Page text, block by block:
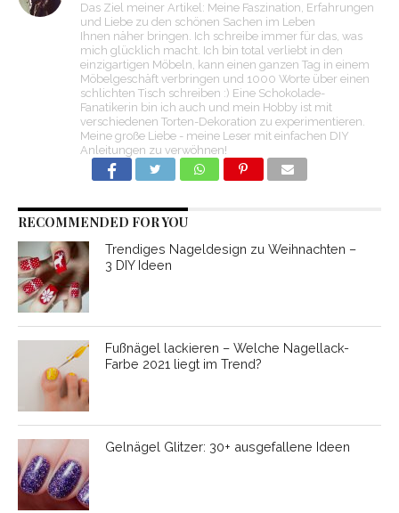
Das Ziel meiner Artikel: Meine Faszination, Erfahrungen
und Liebe zu den schönen Sachen im Leben
Ihnen näher bringen. Ich schreibe immer für das, was
mich glücklich macht. Ich bin total verliebt in den
einzigartigen Möbeln, kann einen ganzen Tag in einem
Möbelgeschäft verbringen und 1000 Worte über einen
schlichten Tisch schreiben :) Eine Schokolade-
Fanatikerin bin ich auch und mein Hobby ist mit
verschiedenen Torten-Dekoration zu experimentieren.
Meine große Liebe - meine Leser mit einfachen DIY
Anleitungen zu verwöhnen!
RECOMMENDED FOR YOU
Trendiges Nageldesign zu Weihnachten –
3 DIY Ideen
Fußnägel lackieren – Welche Nagellack-
Farbe 2021 liegt im Trend?
Gelnägel Glitzer: 30+ ausgefallene Ideen